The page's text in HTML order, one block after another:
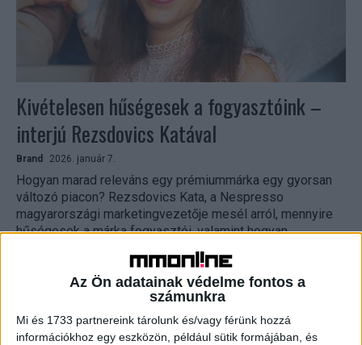
Az Ön adatainak védelme fontos a
számunkra
Mi és 1733 partnereink tárolunk és/vagy férünk hozzá
információkhoz egy eszközön, például sütik formájában, és
Kivételesen hűségesek a fogyasztóink –
interjú Rezsdovics Katával
Brand 2026. január 7.
Hogyan marad releváns egy prémiummárka egy gyorsan
változó piacon? Rezsdovics Kata, a Nespresso
magyarországi marketingvezetője mesél arról, mennyire
hűségesek a márka fogyasztói, valamint hogyan...